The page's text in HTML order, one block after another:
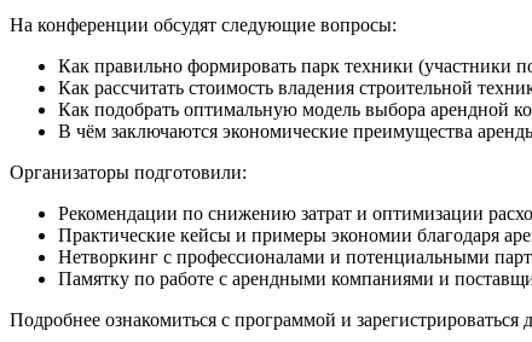
На конференции обсудят следующие вопросы:
Как правильно формировать парк техники (участники
Как рассчитать стоимость владения строительной
Как подобрать оптимальную модель выбора арендной
В чём заключаются экономические преимущества
Организаторы подготовили:
Рекомендации по снижению затрат и оптимизации
Практические кейсы и примеры экономии благодаря
Нетворкинг с профессионалами и потенциальными
Памятку по работе с арендными компаниями и
Подробнее ознакомиться с программой и зарегистрироваться